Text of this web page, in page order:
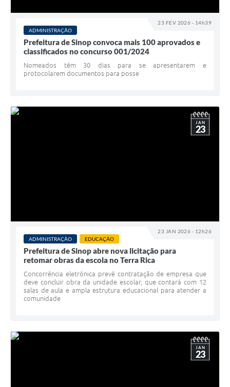
23 FEV 2026 - 14h39
ADMINISTRAÇÃO
Prefeitura de Sinop convoca mais 100 aprovados e
classificados no concurso 001/2024
Nomeados têm 30 dias para se apresentarem e
protocolarem documentos para posse
23 JAN 2026 - 12h26
JAN
23
ADMINISTRAÇÃO EDUCAÇÃO
Prefeitura de Sinop abre nova licitação para
retomar obras da escola no Terra Rica
Concorrência eletrônica prevê contratação de empresa que
deve concluir obra da unidade escolar, que contará com 12
salas de aula e ampla estrutura educacional para atender a
comunidade
JAN
23